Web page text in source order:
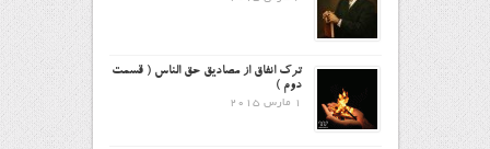
ترک انفاق از مصادیق حق الناس ( قسمت
دوم )
1 مارس 2015